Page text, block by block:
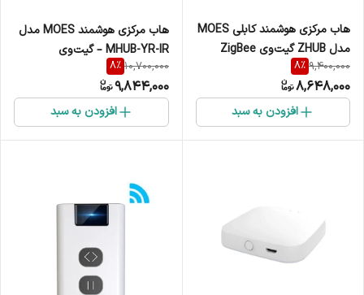
هاب مرکزی هوشمند کابلی MOES
مدل ZHUB گیت‌وی ZigBee
WIRED
9,400,000
8%
8,648,000
افزودن به سبد
هاب مرکزی هوشمند MOES مدل
MHUB-YR-IR – گیت‌وی
چندمنظوره ZigBee + Bluetooth
+ کنترلر مادون قرمز (IR)
10,700,000
8%
9,844,000
افزودن به سبد